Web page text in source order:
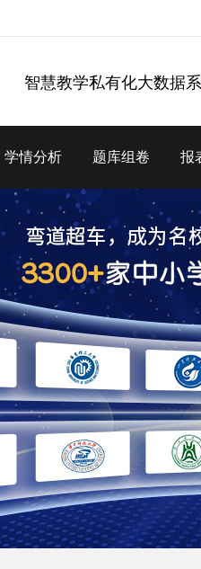
智慧教学私有化大数据
学情分析 题库组卷 报